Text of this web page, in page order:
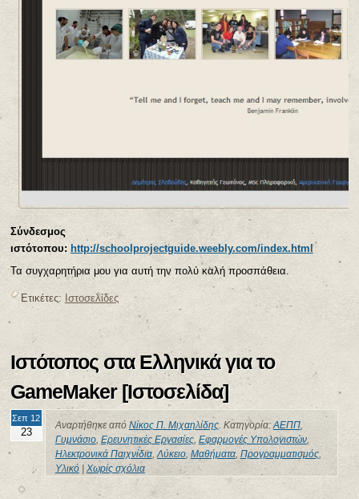
Σύνδεσμος
ιστότοπου: http://schoolprojectguide.weebly.com/index.html
Τα συγχαρητήρια μου για αυτή την πολύ καλή προσπάθεια.
Ετικέτες: Ιστοσελίδες
Ιστότοπος στα Ελληνικά για το
GameMaker [Ιστοσελίδα]
Σεπ 12
23
Αναρτήθηκε από Νίκος Π. Μιχαηλίδης. Κατηγορία:ΑΕΠΠ,
Γυμνάσιο, Ερευνητικές Εργασίες, Εφαρμογές Υπολογιστών,
Ηλεκτρονικά Παιχνίδια,Λύκειο, Μαθήματα, Προγραμματισμός,
Υλικό| Χωρίς σχόλια